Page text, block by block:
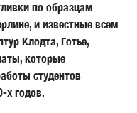
по образцам
и известные всем
Клодта, Готье,
которые
студентов
х годов.